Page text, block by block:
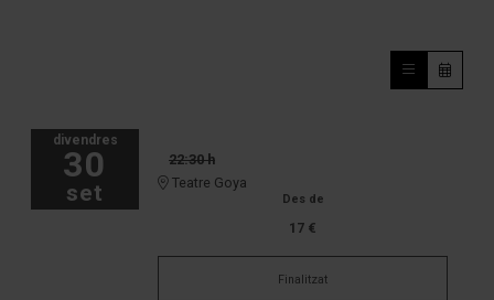
divendres
30
set
22:30 h
Teatre Goya
Des de
17 €
Finalitzat